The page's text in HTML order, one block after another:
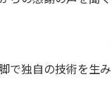
で独自の技術を生み